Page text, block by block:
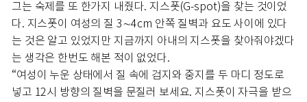
그는 숙제를 또 한가지 내줬다. 지스폿(G-spot)을 찾는 것이었
다. 지스폿이 여성의 질 3∼4cm 안쪽 질벽과 요도 사이에 있다
는 것은 알고 있었지만 지금까지 아내의 지스폿을 찾아줘야겠다
는 생각은 한번도 해본 적이 없었다.
“여성이 누운 상태에서 질 속에 검지와 중지를 두 마디 정도로
넣고 12시 방향의 질벽을 문질러 보세요. 지스폿이 자극을 받으